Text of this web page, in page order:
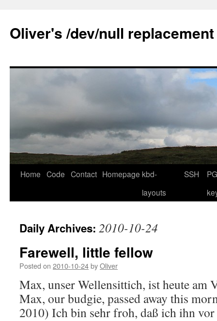
content
Oliver's /dev/null replacement
Home Code Contact Homepage kbd-
layouts
SSH
Daily Archives: 2010-10-24
Farewell, little fellow
Posted on 2010-10-24byOliver
Max, unser Wellensittich, ist heute am
Max, our budgie, passed away this
2010) Ich bin sehr froh, daß ich ihn